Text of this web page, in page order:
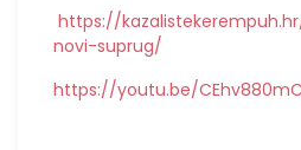
https://
novi-suprug/
https://youtu.be/